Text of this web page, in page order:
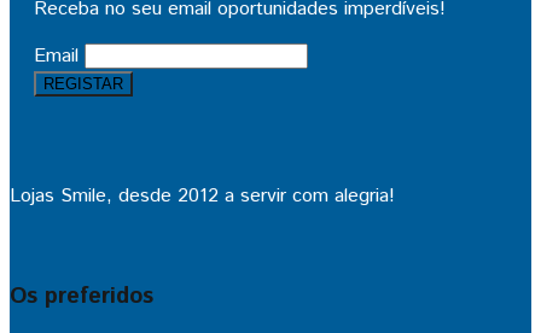
Receba no seu email oportunidades imperdíveis!
Email
Lojas Smile, desde 2012 a servir com alegria!
Os preferidos